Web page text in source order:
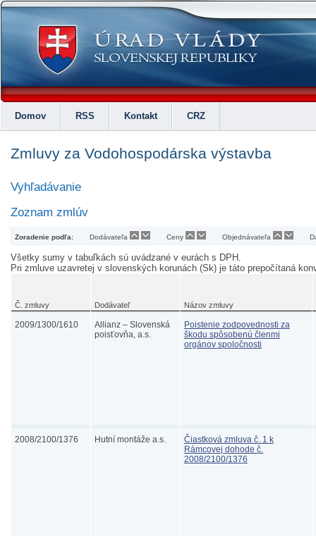
Domov RSS Kontakt CRZ
Zmluvy za Vodohospodárska výstavba
Vyhľadávanie
Zoznam zmlúv
Zoradenie podľa: Dodávateľa Ceny Objednávateľa
Všetky sumy v tabuľkách sú uvádzané v eurách s DPH.
Pri zmluve uzavretej v slovenských korunách (Sk) je táto prepočítaná
Č. zmluvy Dodávateľ Názov zmluvy
2009/1300/1610
Allianz – Slovenská
poisťovňa, a.s.
Poistenie zodpovednosti za
škodu spôsobenú členmi
orgánov spoločnosti
2008/2100/1376 Hutní montáže a.s.
Čiastková zmluva č. 1 k
Rámcovej dohode č.
2008/2100/1376